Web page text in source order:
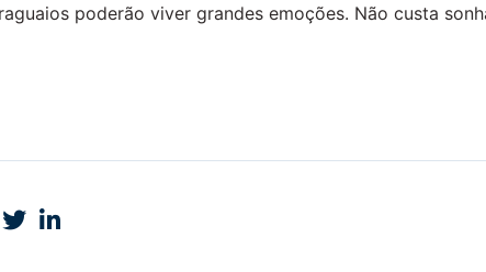
poderão viver grandes emoções. Não custa